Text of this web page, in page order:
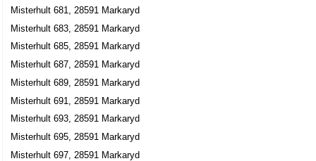
Misterhult 681, 28591 Markaryd
Misterhult 683, 28591 Markaryd
Misterhult 685, 28591 Markaryd
Misterhult 687, 28591 Markaryd
Misterhult 689, 28591 Markaryd
Misterhult 691, 28591 Markaryd
Misterhult 693, 28591 Markaryd
Misterhult 695, 28591 Markaryd
Misterhult 697, 28591 Markaryd